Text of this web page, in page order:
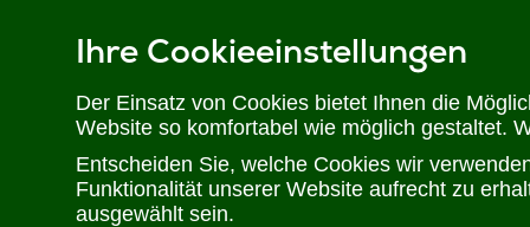
Ihre Cookieeinstellungen
Der Einsatz von Cookies bietet Ihnen die
Website so komfortabel wie möglich gestaltet.
Entscheiden Sie, welche Cookies wir
Funktionalität unserer Website aufrecht zu
ausgewählt sein.
Telefon: 02302 28 28 30